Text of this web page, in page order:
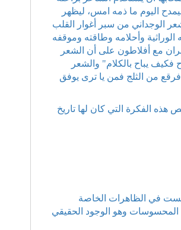
اليوم ما ذمه امس، ليظهر
الوجداني من سبر أغوار القلب
الوراثية وأحلامه وطاقته وموقفه
مع أفلاطون على أن الشعر
يباح بالكلام" والشعر
من الثلج فمن يا ترى يوفق
الفكرة التي كان لها تاريخ
في الظاهرات الخاصة
المحسوسات وهو الوجود الحقيقي